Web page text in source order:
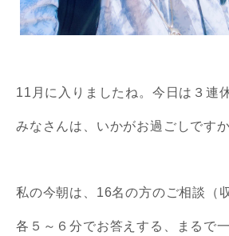
11月に入りましたね。今日は３連
みなさんは、いかがお過ごしです
私の今朝は、16名の方のご相談（
各５～６分でお答えする、
まるで